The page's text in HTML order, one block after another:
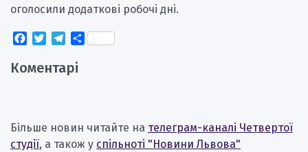
оголосили додаткові робочі дні.
Facebook
TwitterTelegram
Поділитися
Коментарі
Більше новин читайте на телеграм-каналі Четвертої
студії, а також у спільноті "Новини Львова"